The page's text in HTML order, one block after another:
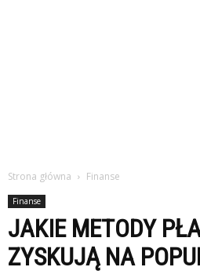
Strona główna Finanse
Finanse
JAKIE METODY
ZYSKUJĄ NA